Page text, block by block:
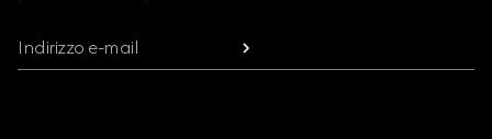
Indirizzo e-mail